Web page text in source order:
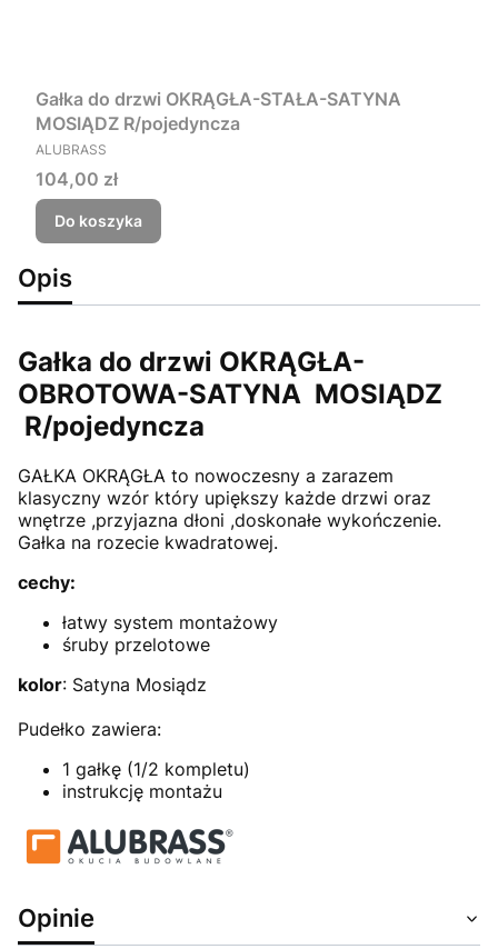
Gałka do drzwi OKRĄGŁA-STAŁA-SATYNA
MOSIĄDZ R/pojedyncza
PRODUCENT
ALUBRASS
Cena
104,00 zł
Do koszyka
Opis
Gałka do drzwi OKRĄGŁA-
OBROTOWA-SATYNA MOSIĄDZ
R/pojedyncza
GAŁKA OKRĄGŁA to nowoczesny a zarazem
klasyczny wzór który upiększy każde drzwi oraz
wnętrze ,przyjazna dłoni ,doskonałe wykończenie.
Gałka na rozecie kwadratowej.
cechy:
łatwy system montażowy
śruby przelotowe
kolor: Satyna Mosiądz
Pudełko zawiera:
1 gałkę (1/2 kompletu)
instrukcję montażu
Opinie